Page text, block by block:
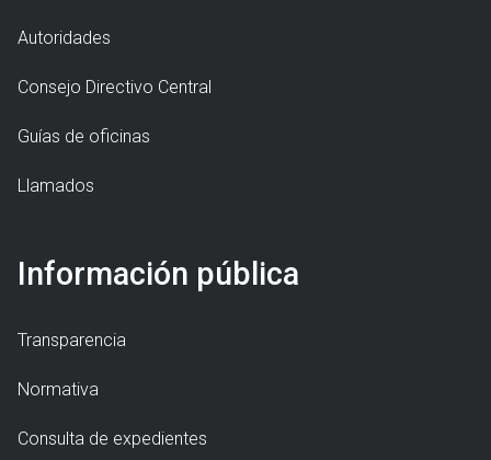
Autoridades
Consejo Directivo Central
Guías de oficinas
Llamados
Información pública
Transparencia
Normativa
Consulta de expedientes